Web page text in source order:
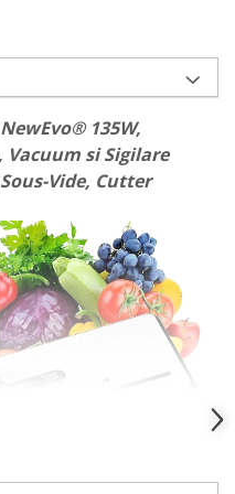
135W,
Vacuum si Sigilare
Vide, Cutter